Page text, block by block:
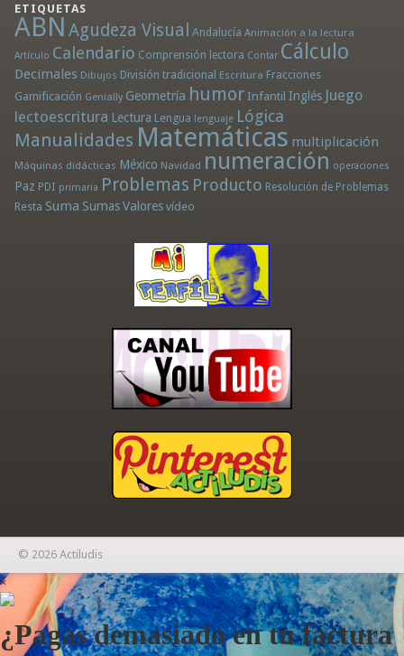
ETIQUETAS
ABN Agudeza Visual Andalucía Animación a la lectura
Artículo Calendario Comprensión lectora Contar Cálculo
Decimales Dibujos División tradicional Escritura Fracciones
Gamificación Genially Geometría humor Infantil Inglés Juego
lectoescritura Lectura Lengua lenguaje Lógica
Manualidades Matemáticas multiplicación
Máquinas didácticas México Navidad numeración operaciones
Paz PDI primaria Problemas Producto Resolución de Problemas
Resta Suma Sumas Valores vídeo
© 2026 Actiludis
×
¿Pagas demasiado en tu factura